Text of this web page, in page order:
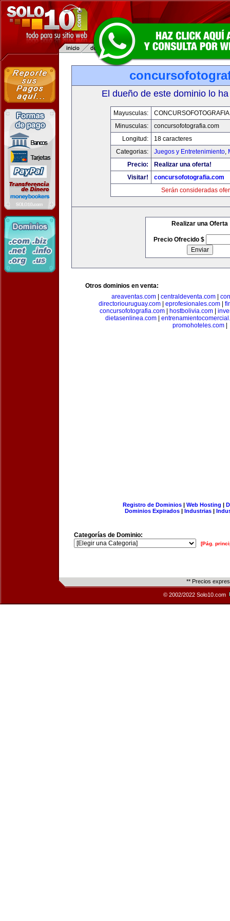
El dueño de este dominio lo
Mayusculas:
Minusculas:
concursofotografia.com
Longitud:
18 caracteres
Categorias:
Juegos y Entretenimiento,
Precio:
Realizar una oferta!
Visitar!
concursofotografia.com
Serán consideradas
Realizar una Oferta
Precio Ofrecido $
Otros dominios en venta:
areaventas.com
centraldeventa.com
directoriouruguay.com
eprofesionales.com
concursofotografia.com| hostbolivia.com|
dietasenlinea.com|
promohoteles.com|
Registro de Dominios| Web Hosting |
Dominios Expirados | Industrias |
Categorías de Dominio:
[Pág.
** Precios
© 2002/2022 Solo10.com